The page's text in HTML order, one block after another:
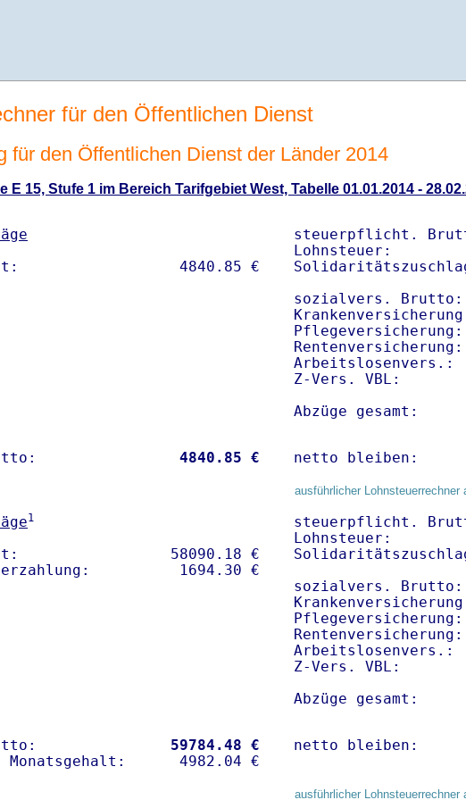
für den Öffentlichen Dienst
für den Öffentlichen Dienst der Länder 2014
E 15, Stufe 1 im Bereich Tarifgebiet West, Tabelle 01.01.2014 -
steuerpflicht.
Lohnsteuer:
sozialvers.
Z-Vers. VBL:
Abzüge gesamt:
Brutto: 4840.85 € netto
ausführlicher Lohnsteuerrechner
1
58090.18 €
steuerpflicht.
Lohnsteuer:
sozialvers. Brutto:
Z-Vers. VBL:
Abzüge gesamt:
Brutto: 59784.48 €
netto
ausführlicher Lohnsteuerrechner